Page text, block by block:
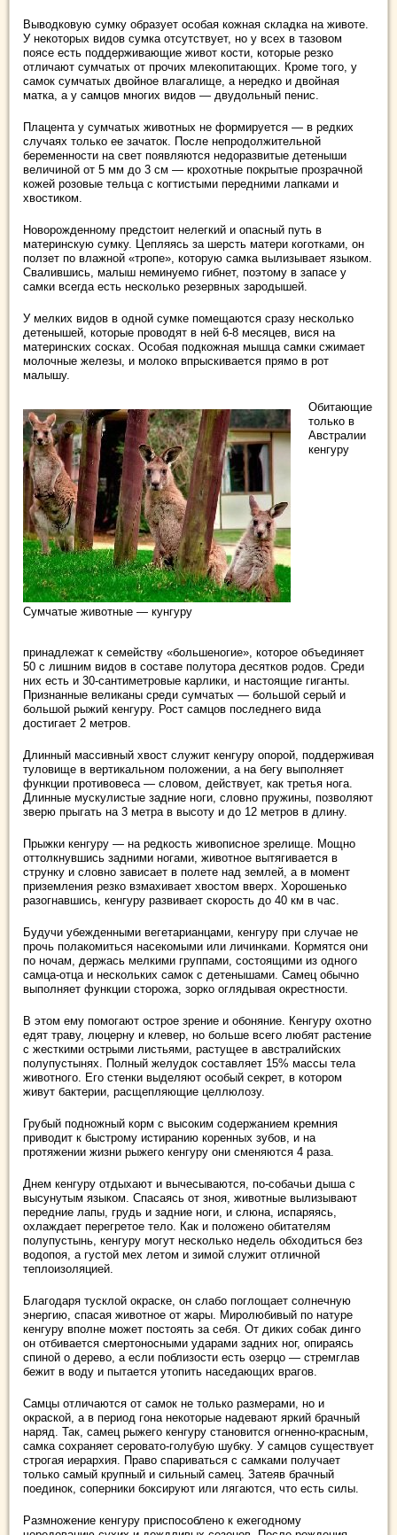
Выводковую сумку образует особая кожная складка на животе.
У некоторых видов сумка отсутствует, но у всех в тазовом
поясе есть поддерживающие живот кости, которые резко
отличают сумчатых от прочих млекопитающих. Кроме того, у
самок сумчатых двойное влагалище, а нередко и двойная
матка, а у самцов многих видов — двудольный пенис.
Плацента у сумчатых животных не формируется — в редких
случаях только ее зачаток. После непродолжительной
беременности на свет появляются недоразвитые детеныши
величиной от 5 мм до 3 см — крохотные покрытые прозрачной
кожей розовые тельца с когтистыми передними лапками и
хвостиком.
Новорожденному предстоит нелегкий и опасный путь в
материнскую сумку. Цепляясь за шерсть матери коготками, он
ползет по влажной «тропе», которую самка вылизывает языком.
Свалившись, малыш неминуемо гибнет, поэтому в запасе у
самки всегда есть несколько резервных зародышей.
У мелких видов в одной сумке помещаются сразу несколько
детенышей, которые проводят в ней 6-8 месяцев, вися на
материнских сосках. Особая подкожная мышца самки сжимает
молочные железы, и молоко впрыскивается прямо в рот
малышу.
Сумчатые животные — кунгуру
Обитающие
только в
Австралии
кенгуру
принадлежат к семейству «большеногие», которое объединяет
50 с лишним видов в составе полутора десятков родов. Среди
них есть и 30-сантиметровые карлики, и настоящие гиганты.
Признанные великаны среди сумчатых — большой серый и
большой рыжий кенгуру. Рост самцов последнего вида
достигает 2 метров.
Длинный массивный хвост служит кенгуру опорой, поддерживая
туловище в вертикальном положении, а на бегу выполняет
функции противовеса — словом, действует, как третья нога.
Длинные мускулистые задние ноги, словно пружины, позволяют
зверю прыгать на 3 метра в высоту и дo 12 метров в длину.
Прыжки кенгуру — на редкость живописное зрелище. Мощно
оттолкнувшись задними ногами, животное вытягивается в
струнку и словно зависает в полете над землей, а в момент
приземления резко взмахивает хвостом вверх. Хорошенько
разогнавшись, кенгуру развивает скорость до 40 км в час.
Будучи убежденными вегетарианцами, кенгуру при случае не
прочь полакомиться насекомыми или личинками. Кормятся они
по ночам, держась мелкими группами, состоящими из одного
самца-отца и нескольких самок с детенышами. Самец обычно
выполняет функции сторожа, зорко оглядывая окрестности.
В этом ему помогают острое зрение и обоняние. Кенгуру охотно
едят траву, люцерну и клевер, но больше всего любят растение
с жесткими острыми листьями, растущее в австралийских
полупустынях. Полный желудок составляет 15% массы тела
животного. Его стенки выделяют особый секрет, в котором
живут бактерии, расщепляющие целлюлозу.
Грубый подножный корм с высоким содержанием кремния
приводит к быстрому истиранию коренных зубов, и на
протяжении жизни рыжего кенгуру они сменяются 4 раза.
Днем кенгуру отдыхают и вычесываются, по-собачьи дыша с
высунутым языком. Спасаясь от зноя, животные вылизывают
передние лапы, грудь и задние ноги, и слюна, испаряясь,
охлаждает перегретое тело. Как и положено обитателям
полупустынь, кенгуру могут несколько недель обходиться без
водопоя, а густой мех летом и зимой служит отличной
теплоизоляцией.
Благодаря тусклой окраске, он слабо поглощает солнечную
энергию, спасая животное от жары. Миролюбивый по натуре
кенгуру вполне может постоять за себя. От диких собак динго
он отбивается смертоносными ударами задних ног, опираясь
спиной о дерево, а если поблизости есть озерцо — стремглав
бежит в воду и пытается утопить наседающих врагов.
Самцы отличаются oт самок нe только размерами, нo и
окраской, а в период гона некоторые надевают яркий брачный
наряд. Так, самец рыжего кенгуру становится огненно-красным,
самка сохраняет серовато-голубую шубку. У самцов существует
строгая иерархия. Право спариваться с самками получает
только самый крупный и сильный самец. Затеяв брачный
поединок, соперники боксируют или лягаются, что есть силы.
Размножение кенгуру приспособлено к ежегодному